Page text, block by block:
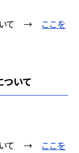
いて → ここを
いて
いて → ここを